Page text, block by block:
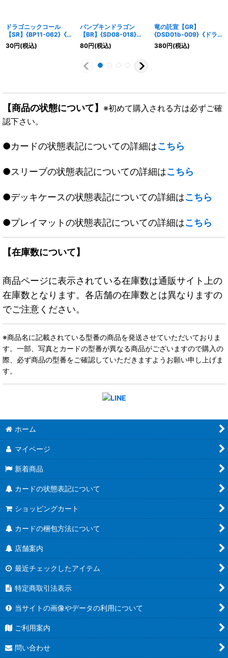
ドラゴニックコール
【SR】{BP11-062}《ド
ラゴン》
30円(税込)
パンプキンドラゴン
【BR】{SD08-018}
《ドラゴン》
80円(税込)
竜の託宣【GR】
{DSD01b-009}《ドラ
ゴン》
380円(税込)
【商品の状態について】 ※初めて購入される方は必ずご確
認下さい。
●カードの状態表記についての詳細はこちら
●スリーブの状態表記についての詳細はこちら
●デッキケースの状態表記についての詳細はこちら
●プレイマットの状態表記についての詳細はこちら
【在庫数について】
商品ページに表示されている在庫数は通販サイト上の
在庫数となります。各店舗の在庫数とは異なりますの
でご注意ください。
※商品名に記載されている型番の商品を発送させていただいておりま
す。一部、写真とカードの型番が異なる商品がございますので購入の
際、必ず商品の型番をご確認していただきますようお願い申し上げま
す。
ホーム
マイページ
新着商品
カードの状態表記について
ショッピングカート
カードの梱包方法について
店舗案内
最近チェックしたアイテム
特定商取引法表示
当サイトの画像やデータの利用について
ご利用案内
問い合わせ